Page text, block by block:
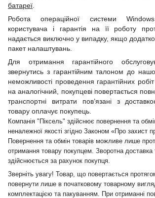
батареї
Робота операційної системи
користувача і гарантія на її роботу
надається виключно у випадку, якщо
пакет налаштувань.
Для отримання гарантійного
звернутись з гарантійним талоном до
неможливості проведення гарантійних
на аналогічний, покупцеві повертається
транспортні витрати пов’язані з
товару оплачує покупець.
Компанія "Піксель" здійснює повернення та
неналежної якості згідно Законом «Про захист
Повернення та обмін товарів можливе лише
отримання товару покупцем. Зворотна доставка
здійснюється за рахунок покупця.
Зверніть увагу! Товар, що повертається
повернути лише в початковому товарному
комплектацією та пакуванням. При отриманні